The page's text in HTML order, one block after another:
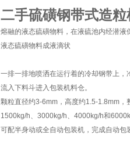
二手硫磺钢带式造粒
熔融的液态硫磺物料，在液硫池内经潜
液态硫磺物料成液滴状
一排一排地喷洒在运行着的冷却钢带上
流入下料斗进入包装机料仓。
颗粒直径约3-6mm，高度约1.5-1.8mm
1500kg/h、3000kg/h、4000kg/h和
可配半身动或全自动包装机，完成自动包